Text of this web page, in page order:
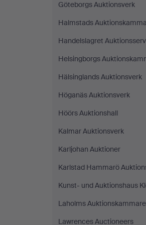
Göteborgs Auktionsverk
Halmstads
Handelslagret
Helsingborgs
Hälsinglands Auktionsverk
Höganäs Auktionsverk
Höörs Auktionshall
Kalmar Auktionsverk
Karljohan Auktioner
Karlstad Hammarö
Kunst- und Auktionshaus
Laholms Auktionskammare
Lawrences Auctioneers